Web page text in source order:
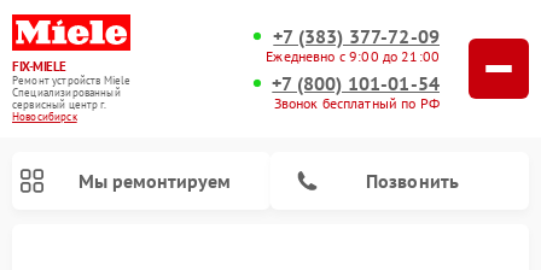
FIX-MIELE
Ремонт устройств Miele
Специализированный
cервисный центр г.
Новосибирск
+7 (383) 377-72-09
Ежедневно с 9:00 до 21:00
+7 (800) 101-01-54
Звонок бесплатный по РФ
Мы ремонтируем Позвонить